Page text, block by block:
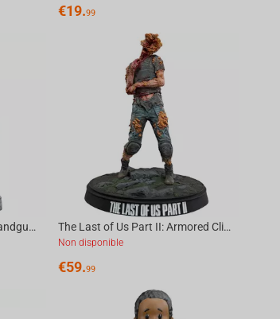
€19.99
The Last of Us - Ellie with Handgun Bust The Last of Us Part II: Armored Clicker Figure
Non disponible
€59.99